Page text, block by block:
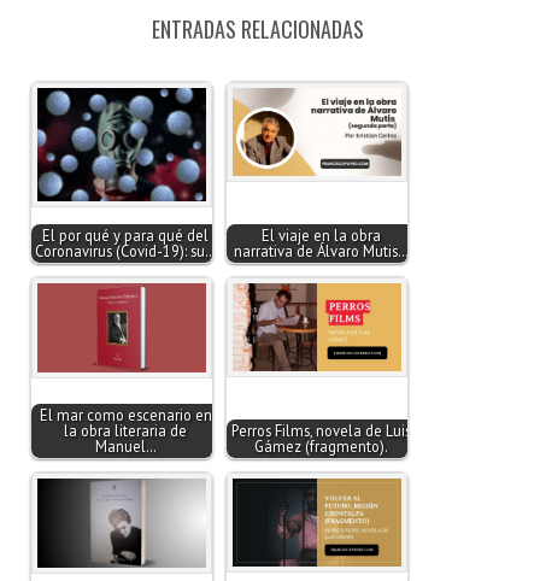
ENTRADAS RELACIONADAS
El por qué y para qué del
Coronavirus (Covid-19): su…
El viaje en la obra
narrativa de Álvaro Mutis…
El mar como escenario en
la obra literaria de
Manuel…
Perros Films, novela de Luis
Gámez (fragmento).